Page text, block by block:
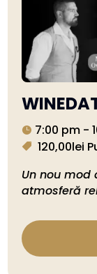
7:00 pm -
120,00lei
Un nou